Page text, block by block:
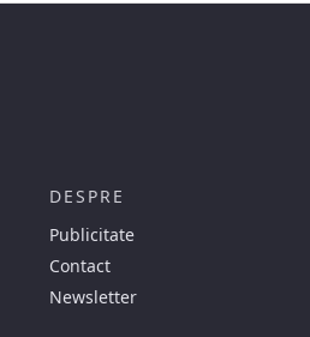
DESPRE
Publicitate
Contact
Newsletter